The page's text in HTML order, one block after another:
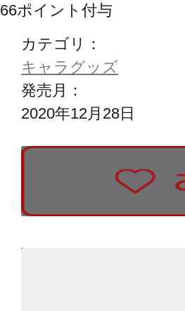
66ポイント付与
カテゴリ：
キャラグッズ
発売月：
2020年12月28日